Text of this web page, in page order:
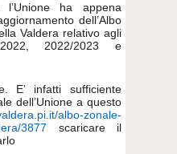
ha appena
dell’Albo
Valdera relativo agli
2022/2023 e
E’ infatti sufficiente
dell’Unione a questo
albo-zonale-
3877 scaricare il